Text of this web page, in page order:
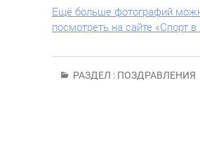
Ещё больше фотографий
посмотреть на сайте «Спорт в
РАЗДЕЛ : ПОЗДРАВЛЕНИЯ